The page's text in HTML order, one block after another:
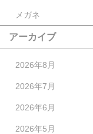
メガネ
アーカイブ
2026年8月
2026年7月
2026年6月
2026年5月